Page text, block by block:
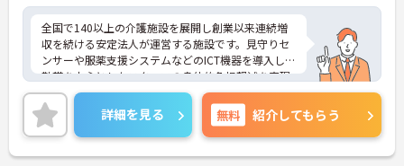
全国で140以上の介護施設を展開し創業以来連続増
収を続ける安定法人が運営する施設です。見守りセ
ンサーや服薬支援システムなどのICT機器を導入し夜
勤帯を中心としたスタッフの身体的負担軽減を実現
しています。独自のHITOWAアカデミーによる体系
的な研修制度や資格取得支援を通じて専門性を高め
られるほか、施設長や本部職への職種転換など一人
ひとりの希望に合わせた多様なキャリアパスを描け
ます。住宅手当や子ども手当などの福利厚生にくわ
詳細を見る 無料 紹介してもらう